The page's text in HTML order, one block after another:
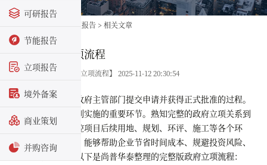
可研报告
节能报告
立项报告
境外备案
商业策划
并购咨询
立项报告 > 相关文章
完整版政府立项流程
关键字：【完整版政府立项流程】 2025-11-12 20:30:54
政府立项是向政府主管部门提交申请并获得正式批准的过程。
是决定项目能否顺利实施的重要环节。熟知完整的政府立项关系到
项目的合法性，把控项目后续用地、规划、环评、施工等各个环
节。掌握立项流程，能够帮助企业节省时间成本、规避投资风险、
提高项目成功率。以下是尚普华泰整理的完整版政府立项流程：